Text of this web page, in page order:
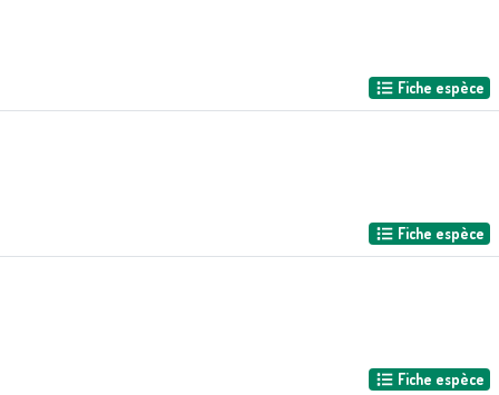
Fiche espèce
Fiche espèce
Fiche espèce